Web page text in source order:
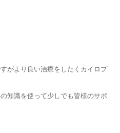
がより良い治療をしたくカイロプ
知識を使って少しでも皆様のサポ